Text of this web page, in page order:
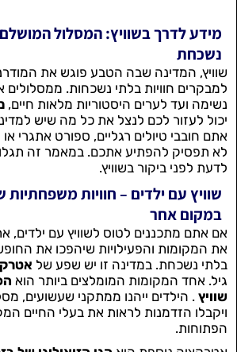
מידע לדרך בשוויץ: המסלול
נשכחת
שוויץ, המדינה שבה הטבע פוגש את
למבקרים חוויות בלתי נשכחות. ממסלולים
נשימה ועד לערים היסטוריות מלאות חיים,
יכול לעזור לכם לנצל את כל מה שיש
אתם חובבי טיולים רגליים, ספורט אתגרי
לא תפסיק להפתיע אתכם. במאמר זה
לדעת לפני ביקור בשוויץ.
שוויץ עם ילדים – חוויות
במקום אחר
אם אתם מתכננים לטוס לשוויץ עם ילדים,
את המקומות והפעילויות שיהפכו את
בלתי נשכחת. במדינה זו יש שפע של
גיל. אחד המקומות המומלצים ביותר הוא
שוויץ . הילדים ייהנו ממתקני שעשועים,
ויקבלו הזדמנות לראות את בעלי החיים
הפתוחות.